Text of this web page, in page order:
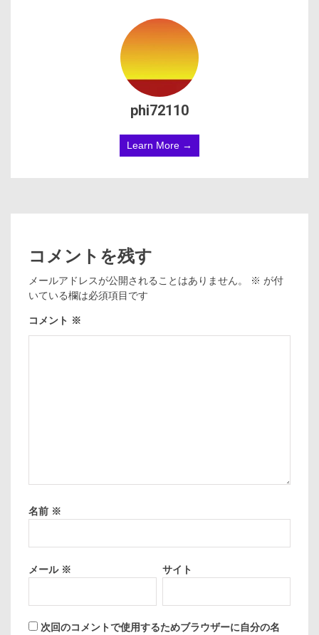
phi72110
Learn More →
コメントを残す
メールアドレスが公開されることはありません。 ※ が付
いている欄は必須項目です
コメント ※
名前 ※
メール ※ サイト
次回のコメントで使用するためブラウザーに自分の名